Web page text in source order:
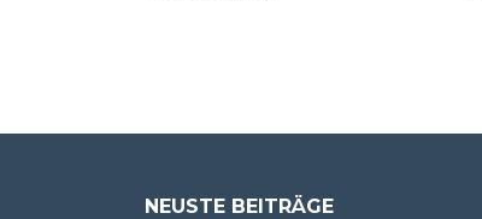
NEUSTE BEITRÄGE